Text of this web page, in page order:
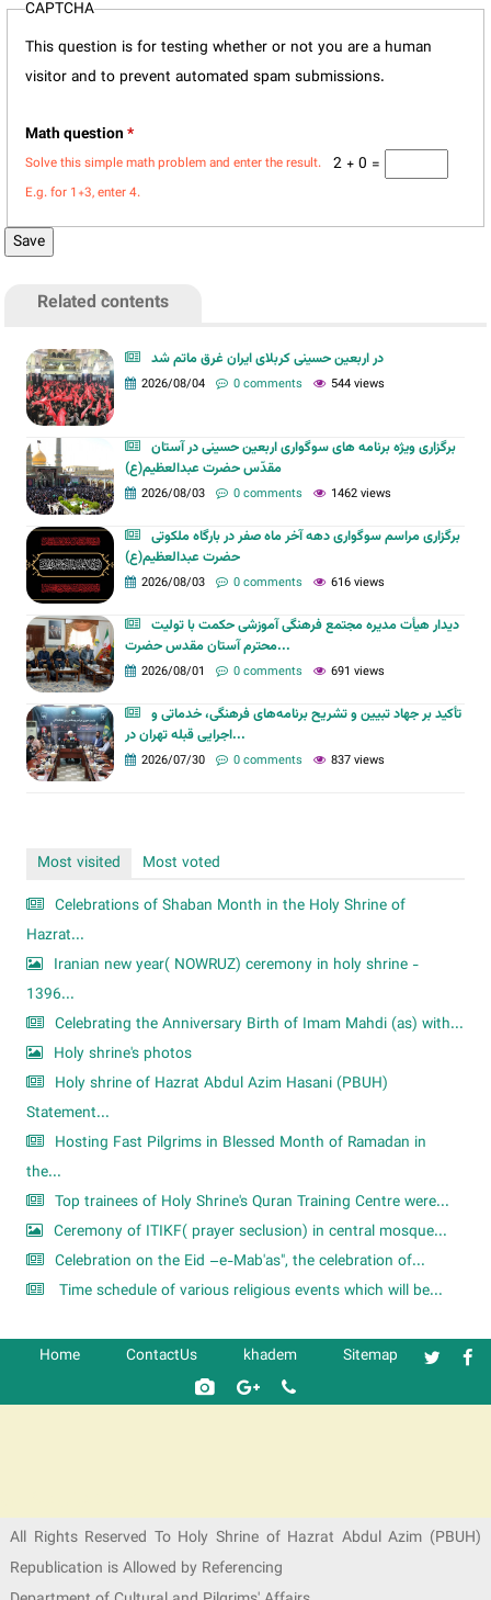
CAPTCHA
This question is for testing whether or not you are a human
visitor and to prevent automated spam submissions.
Math question*
2 + 0 =
Solve this simple math problem and enter the result.
E.g. for 1+3, enter 4.
Related contents
در اربعین حسینی کربلای ایران غرق ماتم شد
2026/08/04 0 comments 544 views
برگزاری ویژه برنامه های سوگواری اربعین حسینی در آستان
مقدّس حضرت عبدالعظیم(ع)
2026/08/03 0 comments 1462 views
برگزاری مراسم سوگواری دهه آخر ماه صفر در بارگاه ملکوتی
حضرت عبدالعظیم(ع)
2026/08/03 0 comments 616 views
دیدار هیأت مدیره مجتمع فرهنگی آموزشی حکمت با تولیت
محترم آستان مقدس حضرت...
2026/08/01 0 comments 691 views
تأکید بر جهاد تبیین و تشریح برنامه‌های فرهنگی، خدماتی و
اجرایی قبله تهران در...
2026/07/30 0 comments 837 views
Most visited
Most voted
Celebrations of Shaban Month in the Holy Shrine of
Hazrat...
Iranian new year( NOWRUZ) ceremony in holy shrine -
1396...
Celebrating the Anniversary Birth of Imam Mahdi (as) with...
Holy shrine's photos
Holy shrine of Hazrat Abdul Azim Hasani (PBUH)
Statement...
Hosting Fast Pilgrims in Blessed Month of Ramadan in
the...
Top trainees of Holy Shrine's Quran Training Centre were...
Ceremony of ITIKF( prayer seclusion) in central mosque...
Celebration on the Eid –e-Mab'as", the celebration of...
Time schedule of various religious events which will be...
Home ContactUs khadem Sitemap
All Rights Reserved To Holy Shrine of Hazrat Abdul Azim (PBUH)
Republication is Allowed by Referencing